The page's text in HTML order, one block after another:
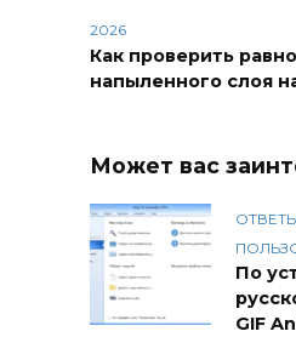
2026
Как проверить
напыленного слоя
Может вас
По
GIF